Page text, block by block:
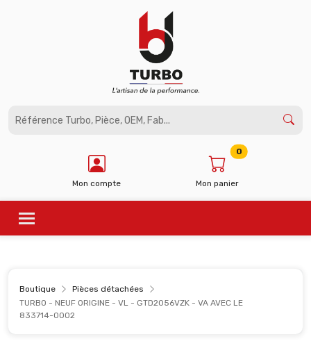
Mon compte Mon panier
0
Boutique
Pièces détachées
TURBO - NEUF ORIGINE - VL - GTD2056VZK - VA AVEC LE
833714-0002
Panneau de gestion des cookies